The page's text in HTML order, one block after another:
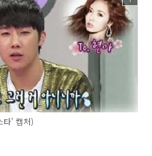
타' 캡처)